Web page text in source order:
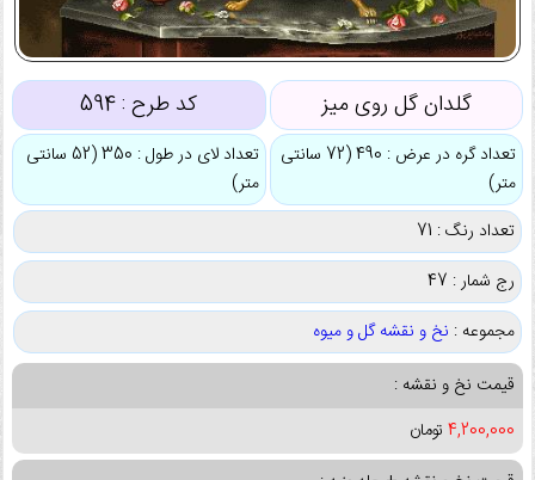
گلدان گل روی میز کد طرح :594
تعداد گره در عرض : 490 (72 سانتی
متر)
تعداد لای در طول : 350 (52 سانتی
متر)
تعداد رنگ : 71
رج شمار : 47
مجموعه : نخ و نقشه گل و میوه
قیمت نخ و نقشه :
4,200,000 تومان